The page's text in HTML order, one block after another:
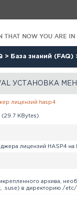
THAT NOW YOU ARE
> База знаний (FAQ)
УСТАНОВКА
лицензий hasp4
(29.7 KBytes)
лицензий HASP4
архива,
.suse) в директорию /